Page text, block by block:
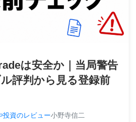
は安全か｜当局警告
評判から見る登録前
投資のレビュー小野寺信二